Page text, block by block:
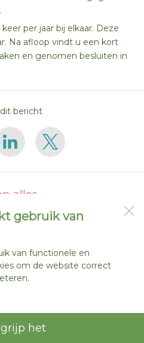
gebruik van
van functionele en
om de website correct
het
per jaar bij elkaar. Deze
Na afloop vindt u een kort
en genomen besluiten in
bericht
alles
37
Gouda
DS4